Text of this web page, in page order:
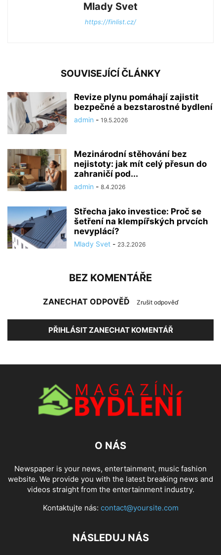
Mlady Svet
https://finlist.cz/
SOUVISEJÍCÍ ČLÁNKY
Revize plynu pomáhají zajistit
bezpečné a bezstarostné bydlení
admin - 19.5.2026
Mezinárodní stěhování bez
nejistoty: jak mít celý přesun do
zahraničí pod...
admin - 8.4.2026
Střecha jako investice: Proč se
šetření na klempířských prvcích
nevyplácí?
Mlady Svet - 23.2.2026
BEZ KOMENTÁŘE
ZANECHAT ODPOVĚĎ Zrušit odpověď
PŘIHLÁSIT ZANECHAT KOMENTÁŘ
O NÁS
Newspaper is your news, entertainment, music fashion
website. We provide you with the latest breaking news and
videos straight from the entertainment industry.
Kontaktujte nás: contact@yoursite.com
NÁSLEDUJ NÁS